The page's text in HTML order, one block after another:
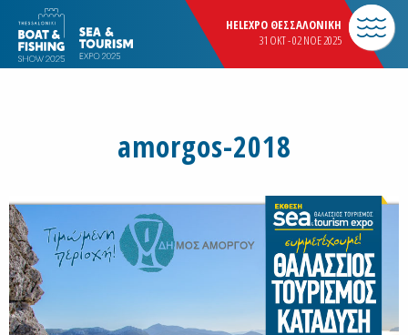
HELEXPO ΘΕΣΣΑΛΟΝΙΚΗ
31 OKT - 02 NOE 2025
amorgos-2018